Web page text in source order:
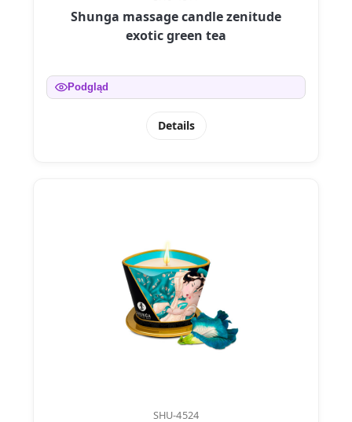
Shunga massage candle zenitude
exotic green tea
Podgląd
Details
SHU-4524